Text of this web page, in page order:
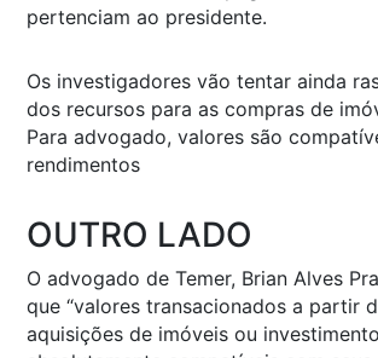
pertenciam ao presidente.
Os investigadores vão tentar ainda
dos recursos para as compras de
Para advogado, valores são
rendimentos
OUTRO LADO
O advogado de Temer, Brian Alves
que “valores transacionados a partir
aquisições de imóveis ou